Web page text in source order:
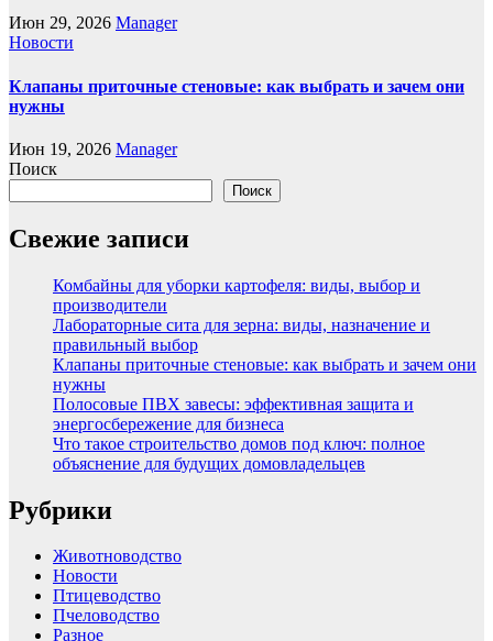
Июн 29, 2026 Manager
Новости
Клапаны приточные стеновые: как выбрать и зачем они
нужны
Июн 19, 2026 Manager
Поиск
Поиск
Свежие записи
Комбайны для уборки картофеля: виды, выбор и
производители
Лабораторные сита для зерна: виды, назначение и
правильный выбор
Клапаны приточные стеновые: как выбрать и зачем они
нужны
Полосовые ПВХ завесы: эффективная защита и
энергосбережение для бизнеса
Что такое строительство домов под ключ: полное
объяснение для будущих домовладельцев
Рубрики
Животноводство
Новости
Птицеводство
Пчеловодство
Разное